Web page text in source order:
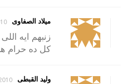
ميلاد الصفاوى
زنبهم ايه
كل ده حرام
وليد القبطى 15:21